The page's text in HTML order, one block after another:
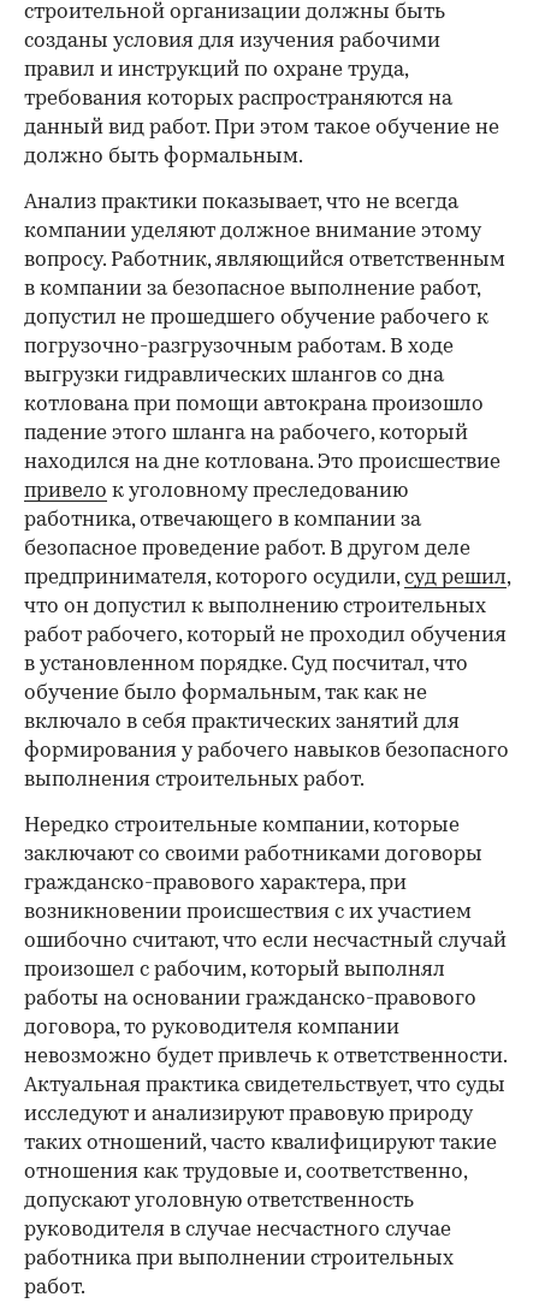
строительной организации должны быть
созданы условия для изучения рабочими
правил и инструкций по охране труда,
требования которых распространяются на
данный вид работ. При этом такое обучение не
должно быть формальным.
Анализ практики показывает, что не всегда
компании уделяют должное внимание этому
вопросу. Работник, являющийся ответственным
в компании за безопасное выполнение работ,
допустил не прошедшего обучение рабочего к
погрузочно-разгрузочным работам. В ходе
выгрузки гидравлических шлангов со дна
котлована при помощи автокрана произошло
падение этого шланга на рабочего, который
находился на дне котлована. Это происшествие
привело к уголовному преследованию
работника, отвечающего в компании за
безопасное проведение работ. В другом деле
предпринимателя, которого осудили,суд решил,
что он допустил к выполнению строительных
работ рабочего, который не проходил обучения
в установленном порядке. Суд посчитал, что
обучение было формальным, так как не
включало в себя практических занятий для
формирования у рабочего навыков безопасного
выполнения строительных работ.
Нередко строительные компании, которые
заключают со своими работниками договоры
гражданско-правового характера, при
возникновении происшествия с их участием
ошибочно считают, что если несчастный случай
произошел с рабочим, который выполнял
работы на основании гражданско-правового
договора, то руководителя компании
невозможно будет привлечь к ответственности.
Актуальная практика свидетельствует, что суды
исследуют и анализируют правовую природу
таких отношений, часто квалифицируют такие
отношения как трудовые и, соответственно,
допускают уголовную ответственность
руководителя в случае несчастного случае
работника при выполнении строительных
работ.